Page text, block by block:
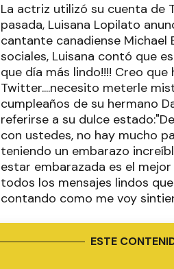
La actriz utilizó su cuenta de
pasada, Luisana Lopilato
cantante canadiense Michael
sociales, Luisana contó que
que día más lindo!!!! Creo
Twitter....necesito meterle
cumpleaños de su hermano
referirse a su dulce
con ustedes, no hay mucho
teniendo un embarazo
estar embarazada es el
todos los mensajes lindos
contando como me voy
ESTE